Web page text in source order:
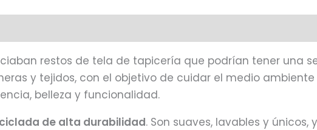
restos de tela de tapicería que podrían tener una
y tejidos, con el objetivo de cuidar el medio
belleza y funcionalidad.
de alta durabilidad. Son suaves, lavables y